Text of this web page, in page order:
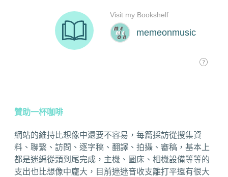
贊助一杯咖啡
網站的維持比想像中還要不容易，每篇採訪從搜集資
料、聯繫、訪問、逐字稿、翻譯、拍攝、審稿，基本上
都是迷編從頭到尾完成，主機、圖床、相機設備等等的
支出也比想像中龐大，目前迷迷音收支離打平還有很大